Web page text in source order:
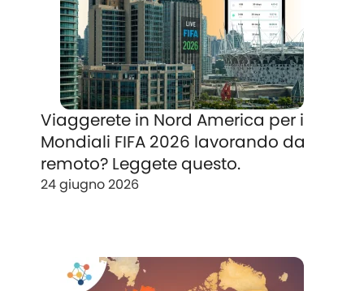
Viaggerete in Nord America per i
Mondiali FIFA 2026 lavorando da
remoto? Leggete questo.
24 giugno 2026